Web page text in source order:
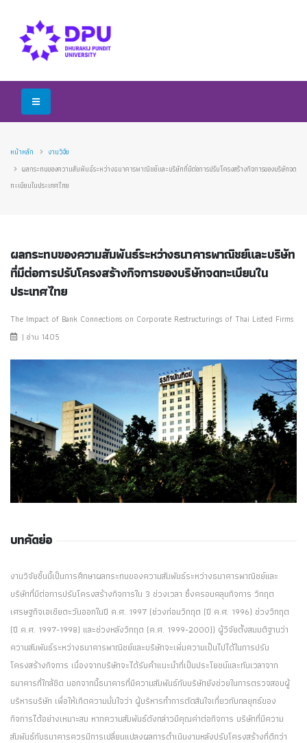
หน้าหลัก
งานวิจัย
ผลกระทบของความสัมพันธ์ระหว่างธนาคารพาณิชย์และบริษัทที่มีต่อการปรับโครงสร้างกิจการของบริษัทจด
ทะเบียนในประเทศไทย
ผลกระทบของความสัมพันธ์ระหว่างธนาคารพาณิชย์และบริษัท
ที่มีต่อการปรับโครงสร้างกิจการของบริษัทจดทะเบียนใน
ประเทศไทย
The Impact of Bank Connections on Corporate Restructurings of Thai Listed Firms
| อ่าน 1405
บทคัดย่อ
งานวิจัยชิ้นนี้เป็นการศึกษาผลกระทบของความสัมพันธ์ระหว่างธนาคารพาณิชย์และ
บริษัทที่มีต่อการปรับโครงสร้างกิจการใน 3 ช่วงเวลา ซึ่งครอบคลุมกิจการ วิกฤต
เศรษฐกิจเอเชียตะวันออกในปี ค.ศ. 1997 (ช่วงก่อนวิกฤต (ปี ค.ศ. 1996) ช่วงวิกฤต
(ปี ค.ศ. 1997-1998) และช่วงหลังวิกฤต (ค.ศ. 1999-2000)) ผู้วิจัยตั้งสมมติฐานว่า
ความสัมพันธ์ระหว่างธนาคารพาณิชย์และบริษัทจะเพิ่มความเป็นไปได้ในการปรับ
โครงสร้างกิจการ เนื่องจากบริษัทจะได้รับคำแนะนำที่เป็นประโยชน์และทันเวลาจาก
ธนาคารที่ใกล้ชิด นอกจากนี้ธนาคารที่มีความสัมพันธ์กับบริษัทยังช่วยในการตรวจสอบผู้
บริหารบริษัท เพื่อให้เกิดความมั่นใจว่า ผู้บริหารทำการตัดสินใจเกี่ยวกับกลยุทธ์ของ
กิจการได้อย่างเหมาะสม หากความสัมพันธ์ดังกล่าวมีคุณค่าต่อกิจการ บริษัทที่มีความ
สัมพันธ์กับธนาคารควรมีการเปลี่ยนแปลงผลการดำเนินงานหลังปรับโครงสร้างที่ดีกว่า